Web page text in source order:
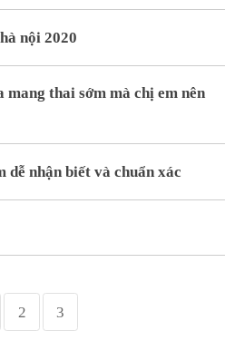
nội 2020
mang thai sớm mà chị em nên
dễ nhận biết và chuẩn xác
2 3